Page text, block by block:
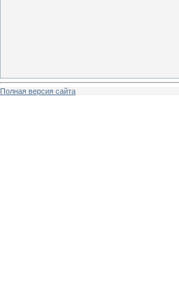
Полная версия сайта